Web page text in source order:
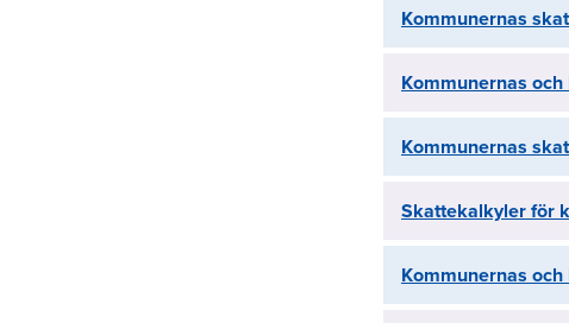
Kommunernas
Kommunernas
Kommunernas
Skattekalkyler för
Kommunernas